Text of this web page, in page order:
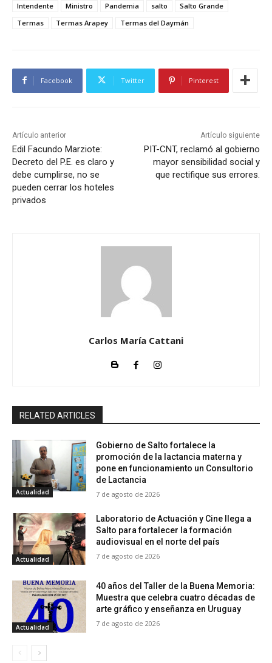
Intendente
Ministro Pandemia salto
Salto Grande
Termas
Termas Arapey Termas del Daymán
Facebook Twitter Pinterest
Artículo anterior
Edil Facundo Marziote:
Decreto del P.E. es claro y
debe cumplirse, no se
pueden cerrar los hoteles
privados
Artículo siguiente
PIT-CNT, reclamó al gobierno
mayor sensibilidad social y
que rectifique sus errores.
Carlos María Cattani
RELATED ARTICLES
Actualidad
Gobierno de Salto fortalece la
promoción de la lactancia materna y
pone en funcionamiento un Consultorio
de Lactancia
7 de agosto de 2026
Actualidad
Laboratorio de Actuación y Cine llega a
Salto para fortalecer la formación
audiovisual en el norte del país
7 de agosto de 2026
Actualidad
40 años del Taller de la Buena Memoria:
Muestra que celebra cuatro décadas de
arte gráfico y enseñanza en Uruguay
7 de agosto de 2026